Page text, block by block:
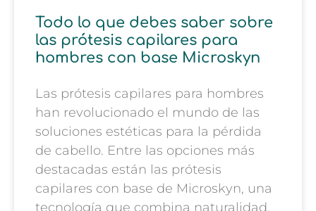
Todo lo que debes saber sobre
las prótesis capilares para
hombres con base Microskyn
Las prótesis capilares para hombres
han revolucionado el mundo de las
soluciones estéticas para la pérdida
de cabello. Entre las opciones más
destacadas están las prótesis
capilares con base de Microskyn, una
tecnología que combina naturalidad,